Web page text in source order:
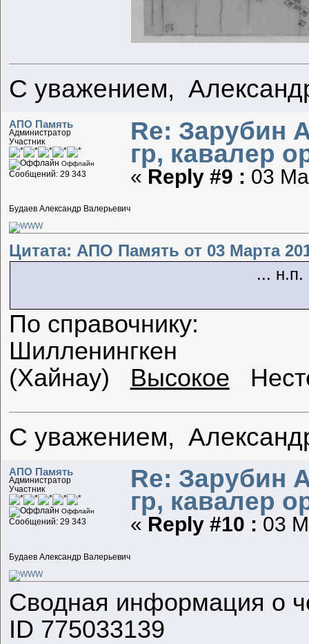
С уважением,
АПО Память
Администратор
Участник
Оффлайн
Сообщений: 29 343
Будаев Александр Валерьевич
Re: Зарубин
гр, кавалер
« Reply #9 : 03
Цитата: АПО Память от 03 Марта
... н.п.
По справочнику:
Шилленингкен
(Хайнау) Высокое
С уважением,
АПО Память
Администратор
Участник
Оффлайн
Сообщений: 29 343
Будаев Александр Валерьевич
Re: Зарубин
гр, кавалер
« Reply #10 : 03
Сводная информация о
ID 775033139